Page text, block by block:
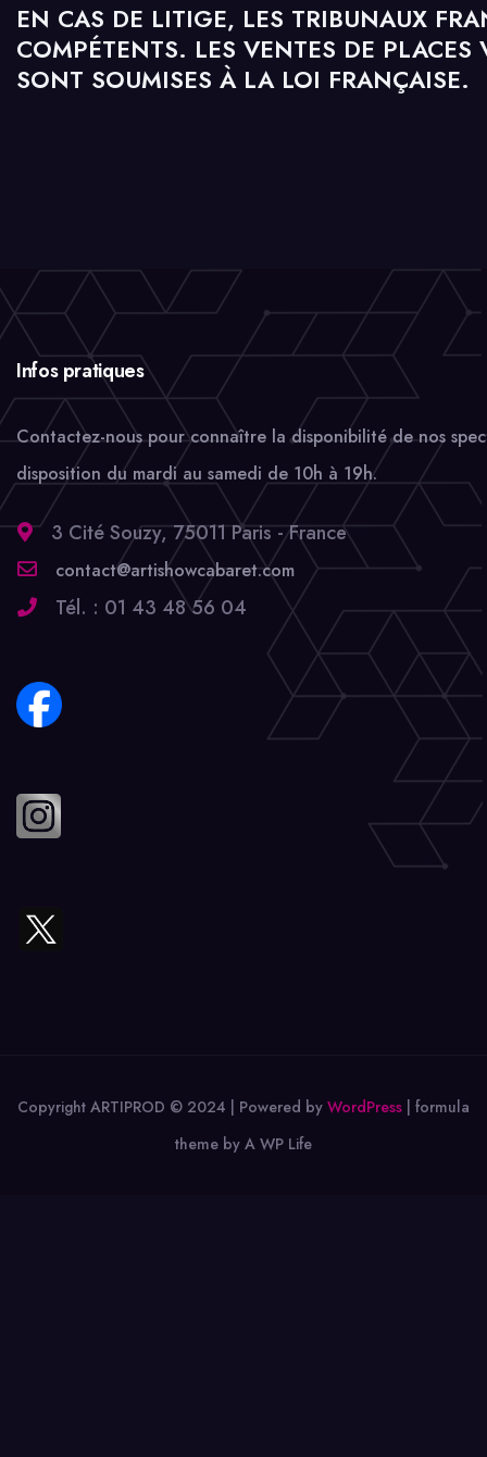
EN CAS DE LITIGE, LES TRIBUNAUX
COMPÉTENTS. LES VENTES DE PLACES
SONT SOUMISES À LA LOI FRANÇAISE.
Infos pratiques
Contactez-nous pour connaître la disponibilité de nos
disposition du mardi au samedi de 10h à 19h.
3 Cité Souzy, 75011 Paris - France
contact@artishowcabaret.com
Tél. : 01 43 48 56 04
Copyright ARTIPROD © 2024 | Powered by WordPress | formula
theme by A WP Life